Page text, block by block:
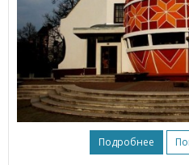
Подробнее